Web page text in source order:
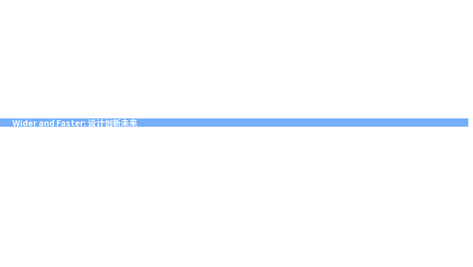
Wider and Faster: 设计创新未来